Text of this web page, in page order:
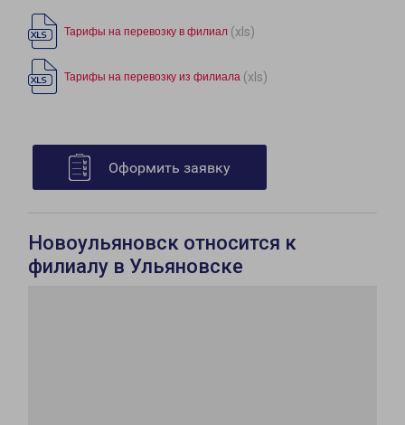
Тарифы на перевозку в филиал (xls)
Тарифы на перевозку из филиала (xls)
Оформить заявку
Новоульяновск относится к
филиалу в Ульяновске